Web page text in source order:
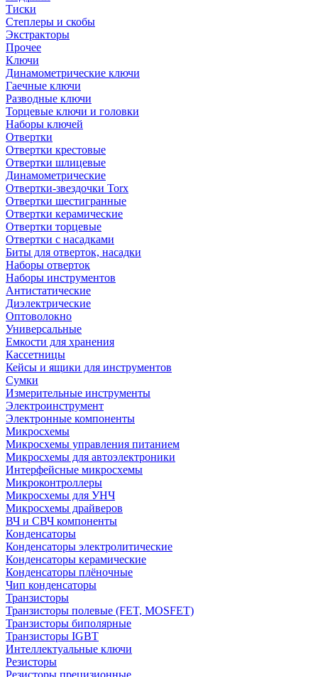
Тиски
Степлеры и скобы
Экстракторы
Прочее
Ключи
Динамометрические ключи
Гаечные ключи
Разводные ключи
Торцевые ключи и головки
Наборы ключей
Отвертки
Отвертки крестовые
Отвертки шлицевые
Динамометрические
Отвертки-звездочки Torx
Отвертки шестигранные
Отвертки керамические
Отвертки торцевые
Отвертки с насадками
Биты для отверток, насадки
Наборы отверток
Наборы инструментов
Антистатические
Диэлектрические
Оптоволокно
Универсальные
Емкости для хранения
Кассетницы
Кейсы и ящики для инструментов
Сумки
Измерительные инструменты
Электроинструмент
Электронные компоненты
Микросхемы
Микросхемы управления питанием
Микросхемы для автоэлектроники
Интерфейсные микросхемы
Микроконтроллеры
Микросхемы для УНЧ
Микросхемы драйверов
ВЧ и СВЧ компоненты
Конденсаторы
Конденсаторы электролитические
Конденсаторы керамические
Конденсаторы плёночные
Чип конденсаторы
Транзисторы
Транзисторы полевые (FET, MOSFET)
Транзисторы биполярные
Транзисторы IGBT
Интеллектуальные ключи
Резисторы
Резисторы прецизионные